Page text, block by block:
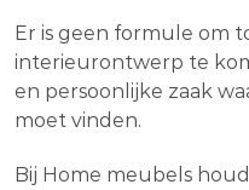
Er is geen formule om
interieurontwerp te
en persoonlijke zaak
moet vinden.
Bij Home meubels